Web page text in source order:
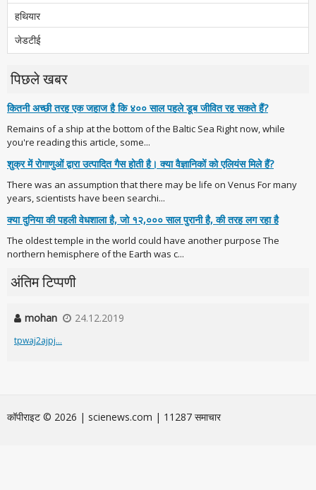
हथियार
जेडटीई
पिछले खबर
कितनी अच्छी तरह एक जहाज है कि ४०० साल पहले डूब जीवित रह सकते हैं?
Remains of a ship at the bottom of the Baltic Sea Right now, while
you're reading this article, some...
शुक्र में रोगाणुओं द्वारा उत्पादित गैस होती है। क्या वैज्ञानिकों को एलियंस मिले हैं?
There was an assumption that there may be life on Venus For many
years, scientists have been searchi...
क्या दुनिया की पहली वेधशाला है, जो १२,००० साल पुरानी है, की तरह लग रहा है
The oldest temple in the world could have another purpose The
northern hemisphere of the Earth was c...
अंतिम टिप्पणी
mohan 24.12.2019
tpwaj2ajpj...
कॉपीराइट © 2026 | scienews.com | 11287 समाचार